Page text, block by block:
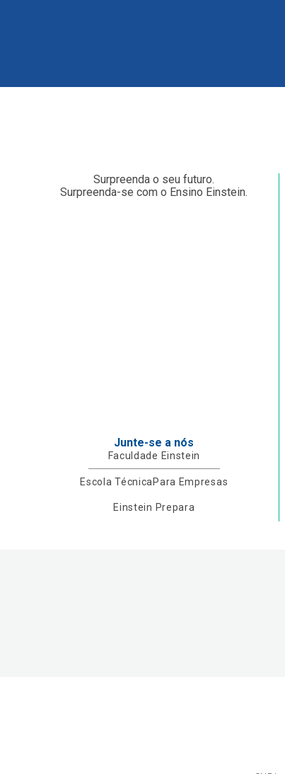
Surpreenda o seu futuro.
Surpreenda-se com o Ensino Einstein.
Junte-se a nós
Faculdade Einstein
Escola Técnica Para Empresas
Einstein Prepara